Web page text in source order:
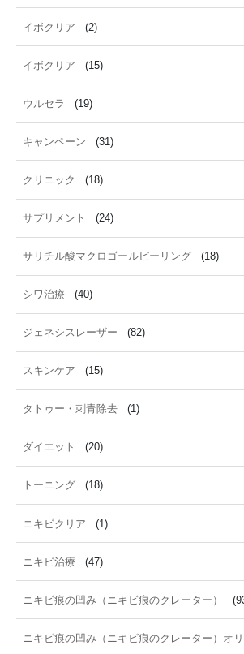
イボクリア (2)
イボクリア (15)
ウルセラ (19)
キャンペーン (31)
クリニック (18)
サプリメント (24)
サリチル酸マクロゴールピーリング (18)
シワ治療 (40)
ジェネシスレーザー (82)
スキンケア (15)
タトゥー・刺青除去 (1)
ダイエット (20)
トーニング (18)
ニキビクリア (1)
ニキビ治療 (47)
ニキビ痕の凹み（ニキビ痕のクレーター）
ニキビ痕の凹み（ニキビ痕のクレーター）オ